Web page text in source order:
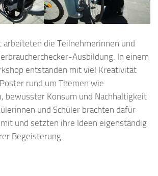
arbeiteten die Teilnehmerinnen und
Ausbildung. In einem
entstanden mit viel Kreativität
rund um Themen wie
bewusster Konsum und Nachhaltigkeit
und Schüler brachten dafür
und setzten ihre Ideen eigenständig
Begeisterung.